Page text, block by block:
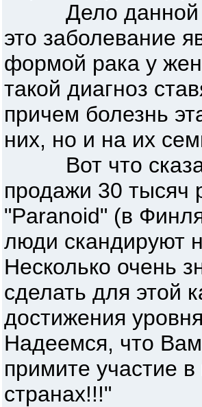
Дело данной
это заболевание
формой рака у
такой диагноз
причем болезнь
них, но и на их
Вот что
продажи 30 тысяч
"Paranoid" (в
люди скандируют
Несколько очень
сделать для этой
достижения
Надеемся, что
примите участие
странах!!!"